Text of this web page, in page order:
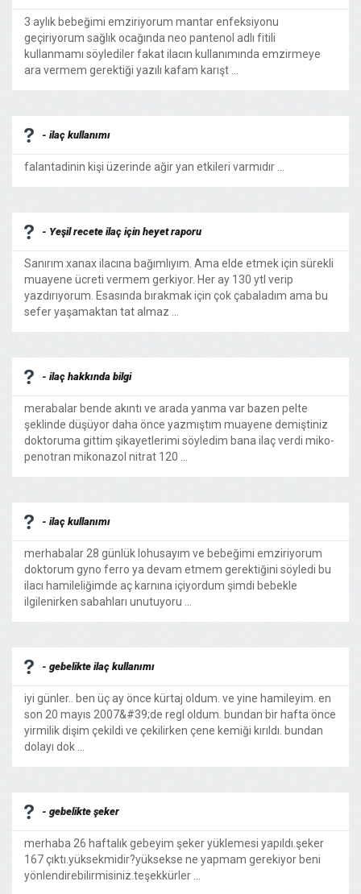
3 aylık bebeğimi emziriyorum mantar enfeksiyonu
geçiriyorum sağlık ocağında neo pantenol adlı fitili
kullanmamı söylediler fakat ilacın kullanımında emzirmeye
ara vermem gerektiği yazılı kafam karışt ...
- ilaç kullanımı
falantadinin kişi üzerinde ağir yan etkileri varmıdır ...
- Yeşil recete ilaç için heyet raporu
Sanırım xanax ilacına bağımlıyım. Ama elde etmek için sürekli
muayene ücreti vermem gerkiyor. Her ay 130 ytl verip
yazdırıyorum. Esasında bırakmak için çok çabaladım ama bu
sefer yaşamaktan tat almaz ...
- ilaç hakkında bilgi
merabalar bende akıntı ve arada yanma var bazen pelte
şeklinde düşüyor daha önce yazmıştım muayene demiştiniz
doktoruma gittim şikayetlerimi söyledim bana ilaç verdi miko-
penotran mikonazol nitrat 120 ...
- ilaç kullanımı
merhabalar 28 günlük lohusayım ve bebeğimi emziriyorum
doktorum gyno ferro ya devam etmem gerektiğini söyledi bu
ilacı hamileliğimde aç karnına içiyordum şimdi bebekle
ilgilenirken sabahları unutuyoru ...
- gebelikte ilaç kullanımı
iyi günler.. ben üç ay önce kürtaj oldum. ve yine hamileyim. en
son 20 mayıs 2007&#39;de regl oldum. bundan bir hafta önce
yirmilik dişim çekildi ve çekilirken çene kemiği kırıldı. bundan
dolayı dok ...
- gebelikte şeker
merhaba 26 haftalık gebeyim şeker yüklemesi yapıldı.şeker
167 çıktı.yüksekmidir?yüksekse ne yapmam gerekiyor beni
yönlendirebilirmisiniz.teşekkürler ...